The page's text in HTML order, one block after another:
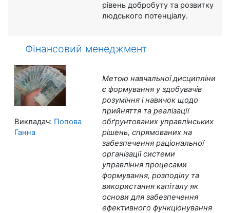
рівень добробуту та розвитку
людського потенціалу.
Фінансовий менеджмент
Метою навчальної дисципліни
є формування у здобувачів
розуміння і навичок щодо
прийняття та реалізації
обґрунтованих управлінських
рішень, спрямованих на
забезпечення раціональної
організації системи
управління процесами
формування, розподілу та
використання капіталу як
основи для забезпечення
ефективного функціонування
Викладач: Попова
Ганна